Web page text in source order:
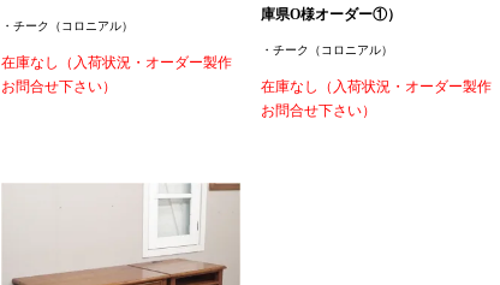
・チーク（コロニアル）
在庫なし（入荷状況・オーダー製作
お問合せ下さい）
庫県O様オーダー①）
・チーク（コロニアル）
在庫なし（入荷状況・オーダー製作
お問合せ下さい）